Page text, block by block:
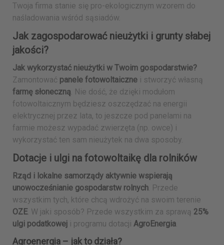
Twoja firma stanie się pro-ekologicznym wzorem do
naśladowania wśród sąsiadów.
Jak zagospodarować nieużytki i grunty słabej
jakości?
Jak wykorzystać nieużytki w Twoim gospodarstwie?
Zamontować panele fotowoltaiczne i stworzyć własną
farmę słoneczną . Nie dość, że dzięki modułom
fotowoltaicznym będziesz oszczędzać na energii
elektrycznej przez lata, to jeszcze pod panelami na
farmie możesz wypadać zwierzęta (np. owce) i
wykorzystać ten sam nieużytek na dwa sposoby.
Dotacje i ulgi na fotowoltaikę dla rolników
Rząd i lokalne samorządy aktywnie wspierają
unowocześnianie gospodarstw rolnych . Przede
wszystkim tych, które chcą wdrożyć na swoim terenie
OZE. W jaki sposób? Przede wszystkim za sprawą 25%
ulgi podatkowej i programu dotacji AgroEnergia
Agroenergia – jak to działa?